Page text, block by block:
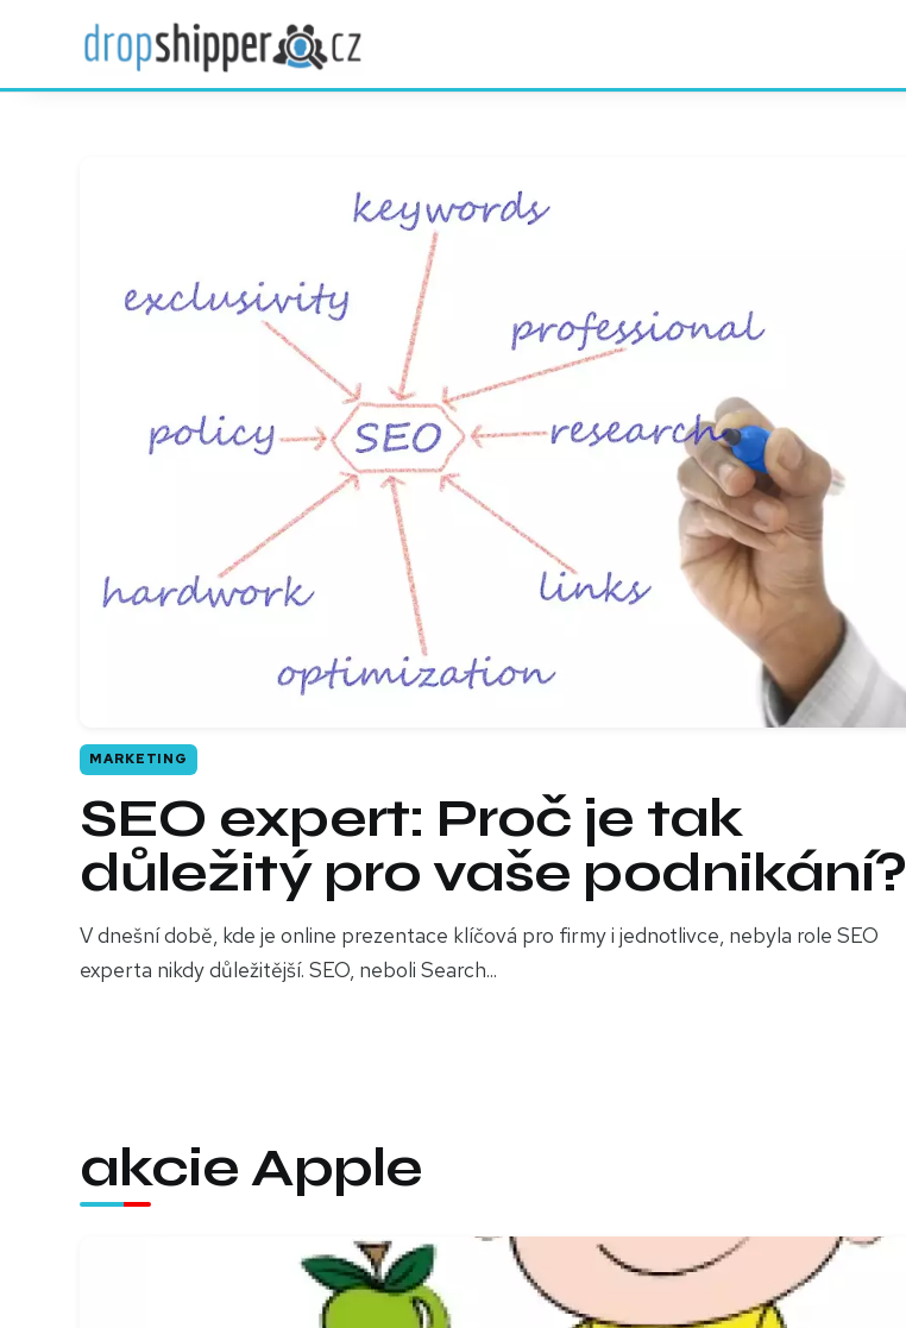
SEO expert: Proč je tak
důležitý pro vaše podnikání?
V dnešní době, kde je online prezentace klíčová pro firmy i jednotlivce, nebyla role SEO
experta nikdy důležitější. SEO, neboli Search...
MARKETING
akcie Apple